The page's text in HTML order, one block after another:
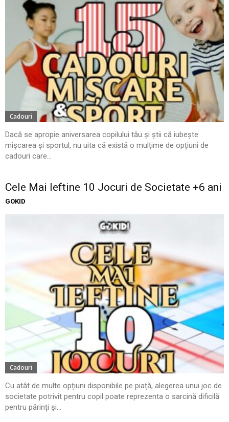
Cadouri
Dacă se apropie aniversarea copilului tău și știi că iubește
mișcarea și sportul, nu uita că există o mulțime de opțiuni de
cadouri care...
Cele Mai Ieftine 10 Jocuri de Societate +6 ani
GOKID
Cadouri
Cu atât de multe opțiuni disponibile pe piață, alegerea unui joc de
societate potrivit pentru copil poate reprezenta o sarcină dificilă
pentru părinți și...